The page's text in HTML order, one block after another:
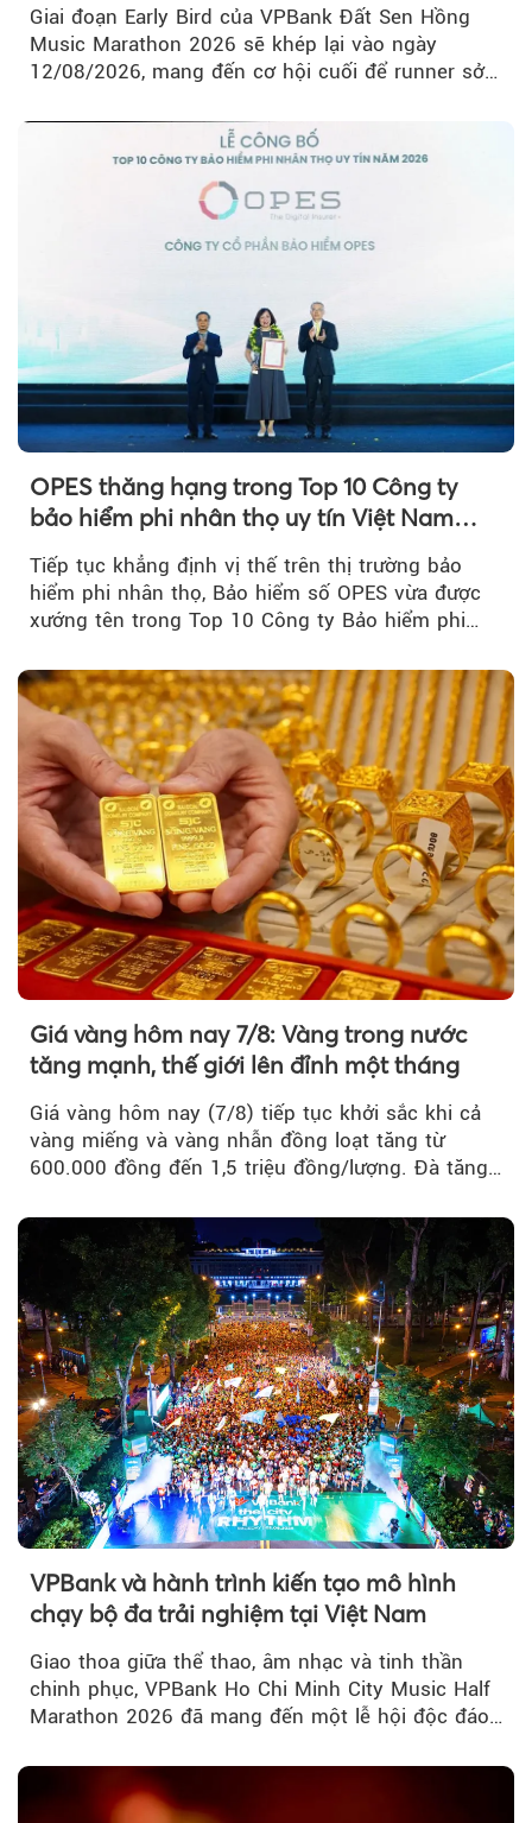
Giai đoạn Early Bird của VPBank Đất Sen Hồng
Music Marathon 2026 sẽ khép lại vào ngày
12/08/2026, mang đến cơ hội cuối để runner sở
OPES thăng hạng trong Top 10 Công ty
bảo hiểm phi nhân thọ uy tín Việt Nam
Tiếp tục khẳng định vị thế trên thị trường bảo
hiểm phi nhân thọ, Bảo hiểm số OPES vừa được
xướng tên trong Top 10 Công ty Bảo hiểm phi
Giá vàng hôm nay 7/8: Vàng trong nước
tăng mạnh, thế giới lên đỉnh một tháng
Giá vàng hôm nay (7/8) tiếp tục khởi sắc khi cả
vàng miếng và vàng nhẫn đồng loạt tăng từ
600.000 đồng đến 1,5 triệu đồng/lượng. Đà tăng
vàng thế giới bứt phá lên mức cao nhất trong
một tháng.
VPBank và hành trình kiến tạo mô hình
chạy bộ đa trải nghiệm tại Việt Nam
Giao thoa giữa thể thao, âm nhạc và tinh thần
chinh phục, VPBank Ho Chi Minh City Music Half
Marathon 2026 đã mang đến một lễ hội độc đáo